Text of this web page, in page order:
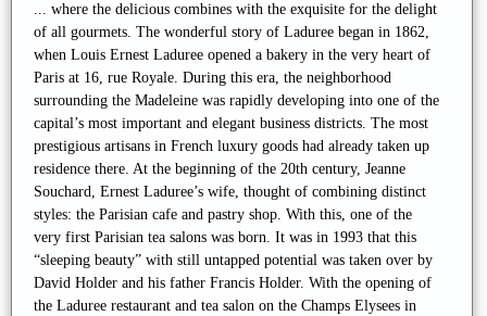
... where the delicious combines with the exquisite for the delight
of all gourmets. The wonderful story of Laduree began in 1862,
when Louis Ernest Laduree opened a bakery in the very heart of
Paris at 16, rue Royale. During this era, the neighborhood
surrounding the Madeleine was rapidly developing into one of the
capital’s most important and elegant business districts. The most
prestigious artisans in French luxury goods had already taken up
residence there. At the beginning of the 20th century, Jeanne
Souchard, Ernest Laduree’s wife, thought of combining distinct
styles: the Parisian cafe and pastry shop. With this, one of the
very first Parisian tea salons was born. It was in 1993 that this
“sleeping beauty” with still untapped potential was taken over by
David Holder and his father Francis Holder. With the opening of
the Laduree restaurant and tea salon on the Champs Elysees in